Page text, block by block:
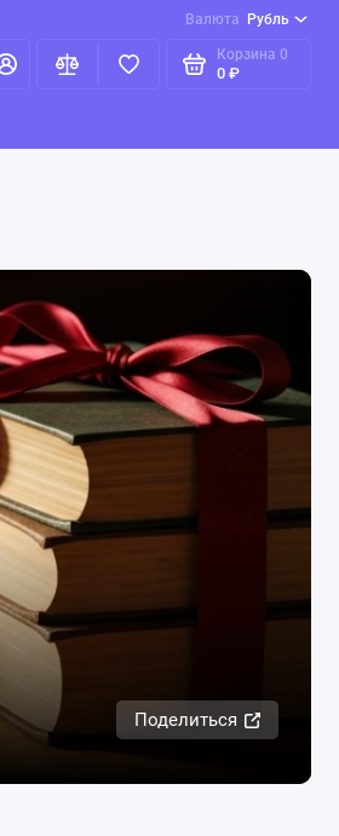
Валюта Рубль
Корзина 0
0 ₽
Поделиться